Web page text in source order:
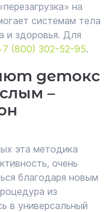
на
системам тела
и здоровья. Для
(800) 302-52-95.
детокс
–
эта методика
очень
благодаря новым
из
в универсальный